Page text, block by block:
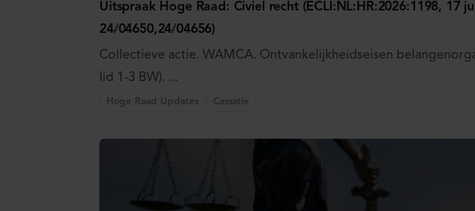
Uitspraak Hoge Raad: Civiel recht (ECLI:NL:HR:2026:1198, 17
24/04650,24/04656)
Collectieve actie. WAMCA. Ontvankelijkheidseisen
lid 1-3 BW). ...
Hoge Raad Updates Cassatie